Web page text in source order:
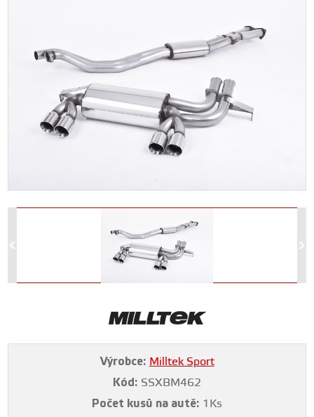
Výrobce: Milltek Sport
Kód: SSXBM462
Počet kusů na autě: 1Ks